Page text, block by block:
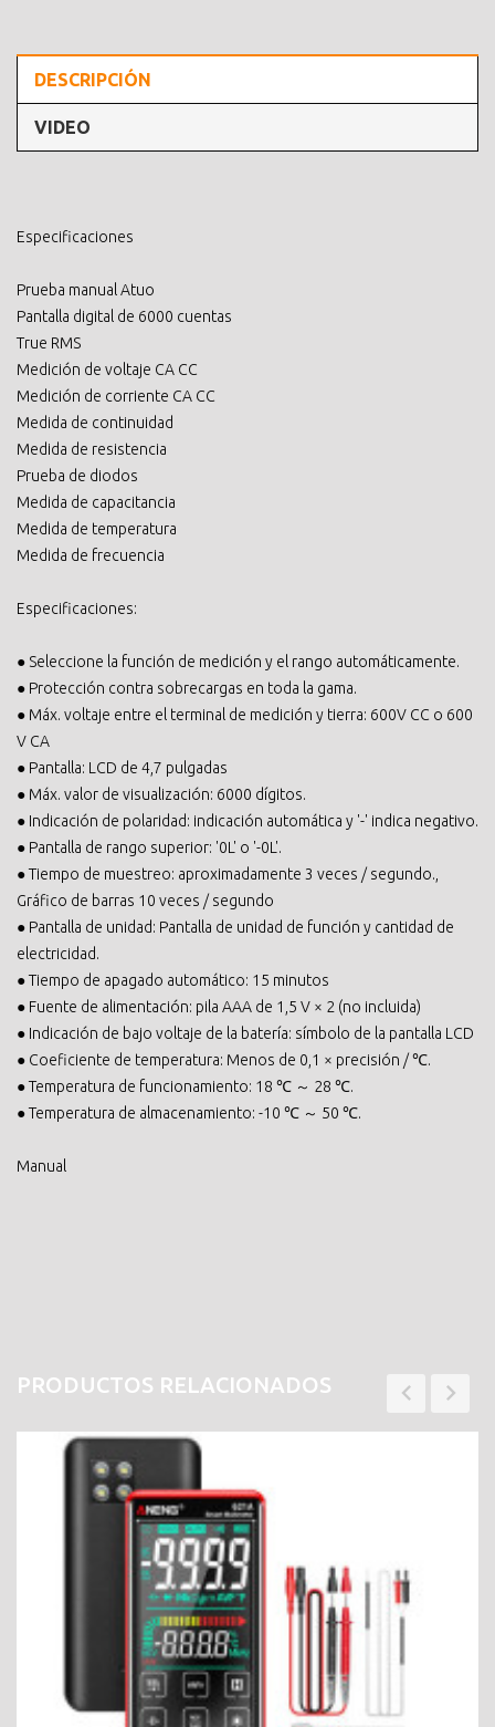
DESCRIPCIÓN
VIDEO
Especificaciones
Prueba manual Atuo
Pantalla digital de 6000 cuentas
True RMS
Medición de voltaje CA CC
Medición de corriente CA CC
Medida de continuidad
Medida de resistencia
Prueba de diodos
Medida de capacitancia
Medida de temperatura
Medida de frecuencia
Especificaciones:
● Seleccione la función de medición y el rango automáticamente.
● Protección contra sobrecargas en toda la gama.
● Máx. voltaje entre el terminal de medición y tierra: 600V CC o 600
V CA
● Pantalla: LCD de 4,7 pulgadas
● Máx. valor de visualización: 6000 dígitos.
● Indicación de polaridad: indicación automática y '-' indica negativo.
● Pantalla de rango superior: '0L' o '-0L'.
● Tiempo de muestreo: aproximadamente 3 veces / segundo.,
Gráfico de barras 10 veces / segundo
● Pantalla de unidad: Pantalla de unidad de función y cantidad de
electricidad.
● Tiempo de apagado automático: 15 minutos
● Fuente de alimentación: pila AAA de 1,5 V × 2 (no incluida)
● Indicación de bajo voltaje de la batería: símbolo de la pantalla LCD
● Coeficiente de temperatura: Menos de 0,1 × precisión / ℃.
● Temperatura de funcionamiento: 18 ℃ ～ 28 ℃.
● Temperatura de almacenamiento: -10 ℃ ～ 50 ℃.
Manual
PRODUCTOS RELACIONADOS